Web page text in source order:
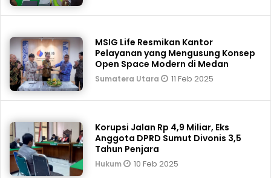
MSIG Life Resmikan Kantor
Pelayanan yang Mengusung Konsep
Open Space Modern di Medan
Sumatera Utara 11 Feb 2025
Korupsi Jalan Rp 4,9 Miliar, Eks
Anggota DPRD Sumut Divonis 3,5
Tahun Penjara
Hukum 10 Feb 2025